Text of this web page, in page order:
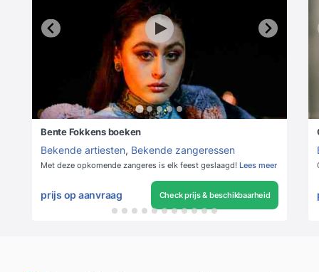
Bente Fokkens boeken
Bekende artiesten, Bekende zangeressen
Met deze opkomende zangeres is elk feest geslaagd! Lees meer
prijs op aanvraag Check prijs & beschikbaarheid